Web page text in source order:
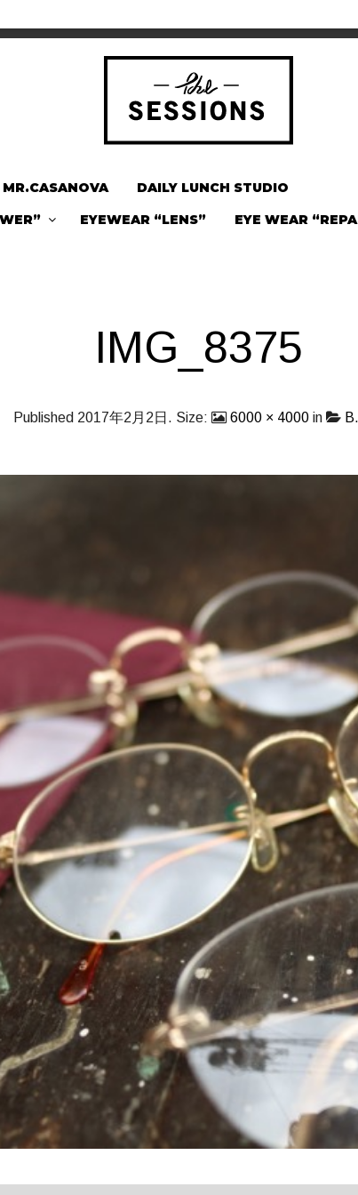
MR.CASANOVA
DAILY LUNCH STUDIO
EYEWEAR “LENS” EYE WEAR
IMG_8375
Published 2017年2月2日 . Size: 6000 × 4000 in